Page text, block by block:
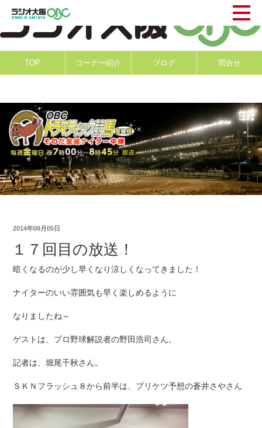
TOP コーナー紹介 ブログ 問合せ
2014年09月05日
１７回目の放送！
暗くなるのが少し早くなり涼しくなってきました！
ナイターのいい雰囲気も早く楽しめるように
なりましたね～
ゲストは、プロ野球解説者の野田浩司さん。
記者は、堀尾千秋さん。
ＳＫＮフラッシュ８から前半は、プリケツ予想の蒼井さやさん